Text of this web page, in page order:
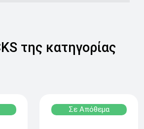
της κατηγορίας
Σε Απόθεμα